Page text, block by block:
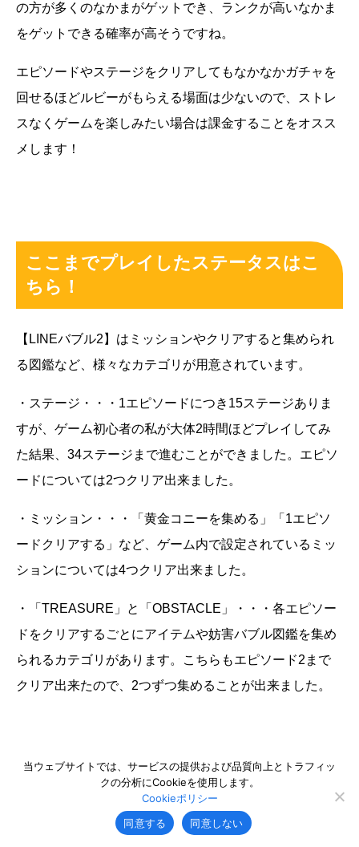
の方が多くのなかまがゲットでき、ランクが高いなかま
をゲットできる確率が高そうですね。
エピソードやステージをクリアしてもなかなかガチャを
回せるほどルビーがもらえる場面は少ないので、ストレ
スなくゲームを楽しみたい場合は課金することをオスス
メします！
ここまでプレイしたステータスはこ
ちら！
【LINEバブル2】はミッションやクリアすると集められ
る図鑑など、様々なカテゴリが用意されています。
・ステージ・・・1エピソードにつき15ステージありま
すが、ゲーム初心者の私が大体2時間ほどプレイしてみ
た結果、34ステージまで進むことができました。エピソ
ードについては2つクリア出来ました。
・ミッション・・・「黄金コニーを集める」「1エピソ
ードクリアする」など、ゲーム内で設定されているミッ
ションについては4つクリア出来ました。
・「TREASURE」と「OBSTACLE」・・・各エピソー
ドをクリアするごとにアイテムや妨害バブル図鑑を集め
られるカテゴリがあります。こちらもエピソード2まで
クリア出来たので、2つずつ集めることが出来ました。
当ウェブサイトでは、サービスの提供および品質向上とトラフィッ
クの分析にCookieを使用します。
Cookieポリシー
同意する
同意しない